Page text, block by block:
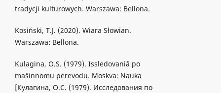
tradycji kulturowych. Warszawa: Bellona.
Kosiński, T.J. (2020). Wiara Słowian.
Warszawa: Bellona.
Kulagina, O.S. (1979). Issledovaniâ po
mašinnomu perevodu. Moskva: Nauka
[Кулагина, О.С. (1979). Исследования по